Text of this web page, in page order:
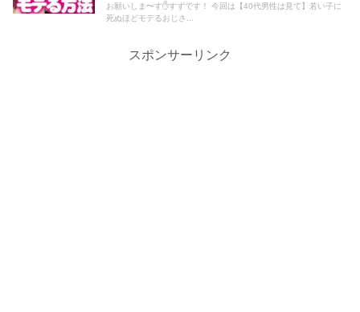
お願いしま〜す✋すずです！ 今回は【40代男性は見て】若い子に
死ぬほどモテるおじさ...
スポンサーリンク